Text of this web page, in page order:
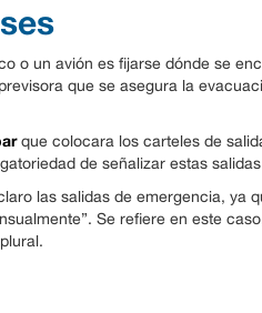
o un avión es fijarse dónde se
que se asegura la
que colocara los carteles de
de señalizar estas
las salidas de emergencia, ya
Se refiere en este